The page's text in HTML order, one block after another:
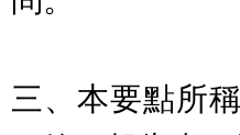
三、本要點所